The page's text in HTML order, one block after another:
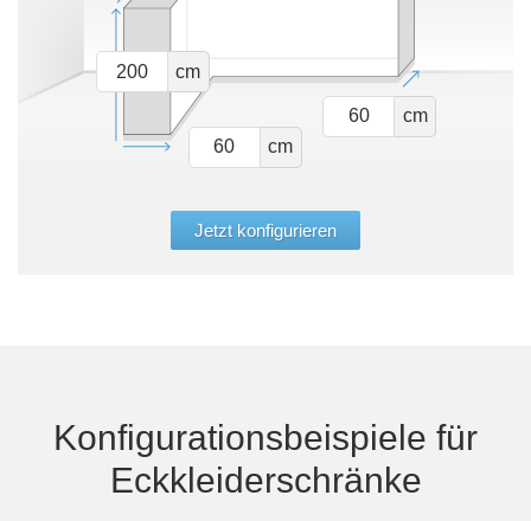
cm
cm
cm
Jetzt konfigurieren
Konfigurationsbeispiele für
Eckkleiderschränke